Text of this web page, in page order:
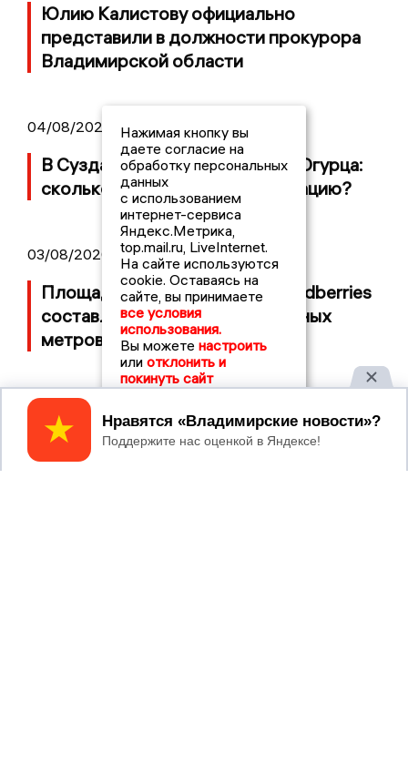
Юлию Калистову официально
представили в должности прокурора
Владимирской области
04/08/2026 09:01
В Суздале прошёл Фестиваль Огурца:
сколько потратили на организацию?
03/08/2026 14:13
Площадь пожара на складе Wildberries
составляет 100 тысяч квадратных
метров
ВЛАДИМИРСКИЕ
Нажимая кнопку вы
даете согласие на
обработку персональных
данных
с использованием
интернет-сервиса
Яндекс.Метрика,
top.mail.ru, LiveInternet.
На сайте используются
cookie. Оставаясь на
сайте, вы принимаете
все условия
использования.
Вы можете настроить
или отклонить и
покинуть сайт
Принять